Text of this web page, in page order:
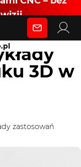
3D w
zastosowań